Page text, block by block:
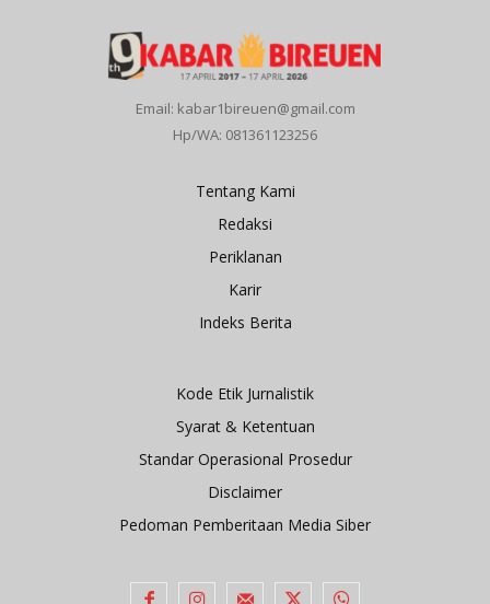
Email: kabar1bireuen@gmail.com
Hp/WA: 081361123256
Tentang Kami
Redaksi
Periklanan
Karir
Indeks Berita
Kode Etik Jurnalistik
Syarat & Ketentuan
Standar Operasional Prosedur
Disclaimer
Pedoman Pemberitaan Media Siber